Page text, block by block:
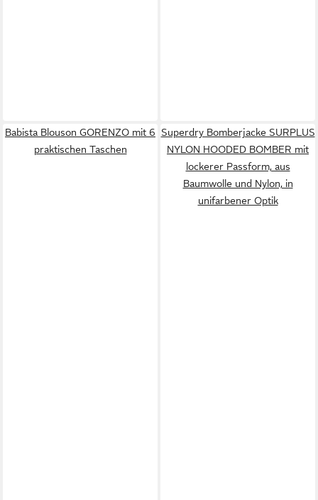
Babista Blouson GORENZO mit 6
praktischen Taschen
Superdry Bomberjacke SURPLUS
NYLON HOODED BOMBER mit
lockerer Passform, aus
Baumwolle und Nylon, in
unifarbener Optik